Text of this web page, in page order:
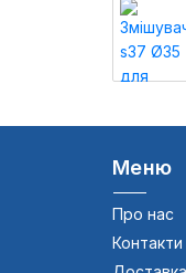
Меню
Про нас
Контакти